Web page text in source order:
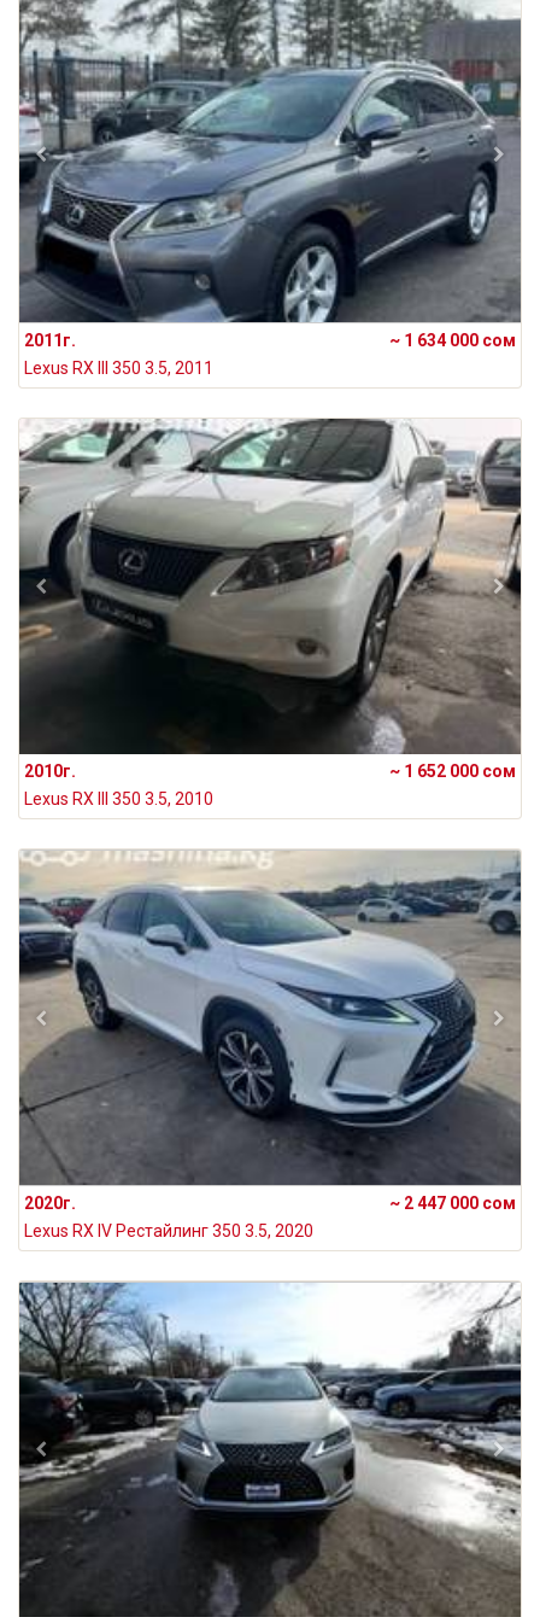
2011г.
~ 1 634 000 сом
Lexus RX III 350 3.5, 2011
2010г.
~ 1 652 000 сом
Lexus RX III 350 3.5, 2010
2020г.
~ 2 447 000 сом
Lexus RX IV Рестайлинг 350 3.5, 2020